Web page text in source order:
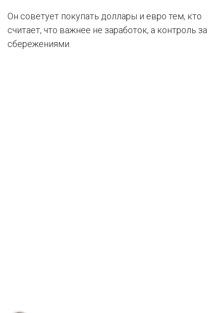
Он советует покупать доллары и евро тем, кто
считает, что важнее не заработок, а контроль за
сбережениями.